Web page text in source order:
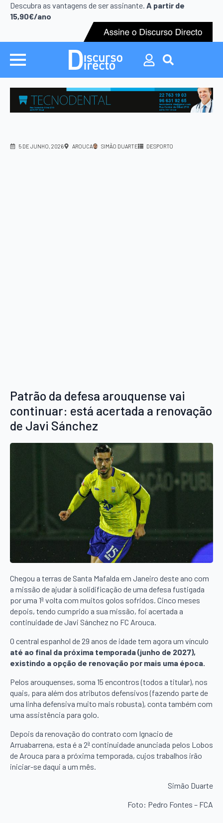
Descubra as vantagens de ser assinante. A partir de
15,90€/ano
Search
for:
Search
5 DE JUNHO, 2026 AROUCA SIMÃO DUARTE DESPORTO
Patrão da defesa arouquense vai
continuar: está acertada a renovação
de Javi Sánchez
Chegou a terras de Santa Mafalda em Janeiro deste ano com
a missão de ajudar à solidificação de uma defesa fustigada
por uma 1ª volta com muitos golos sofridos. Cinco meses
depois, tendo cumprido a sua missão, foi acertada a
continuidade de Javi Sánchez no FC Arouca.
O central espanhol de 29 anos de idade tem agora um vínculo
até ao final da próxima temporada (junho de 2027),
existindo a opção de renovação por mais uma época.
Pelos arouquenses, soma 15 encontros (todos a titular), nos
quais, para além dos atributos defensivos (fazendo parte de
uma linha defensiva muito mais robusta), conta também com
uma assistência para golo.
Depois da renovação do contrato com Ignacio de
Arruabarrena, esta é a 2ª continuidade anunciada pelos Lobos
de Arouca para a próxima temporada, cujos trabalhos irão
iniciar-se daqui a um mês.
Simão Duarte
Foto: Pedro Fontes – FCA